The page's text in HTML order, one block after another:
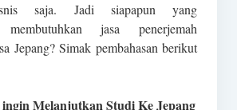
saja. Jadi siapapun yang
membutuhkan jasa penerjemah
Jepang? Simak pembahasan berikut
Melanjutkan Studi Ke Jepang